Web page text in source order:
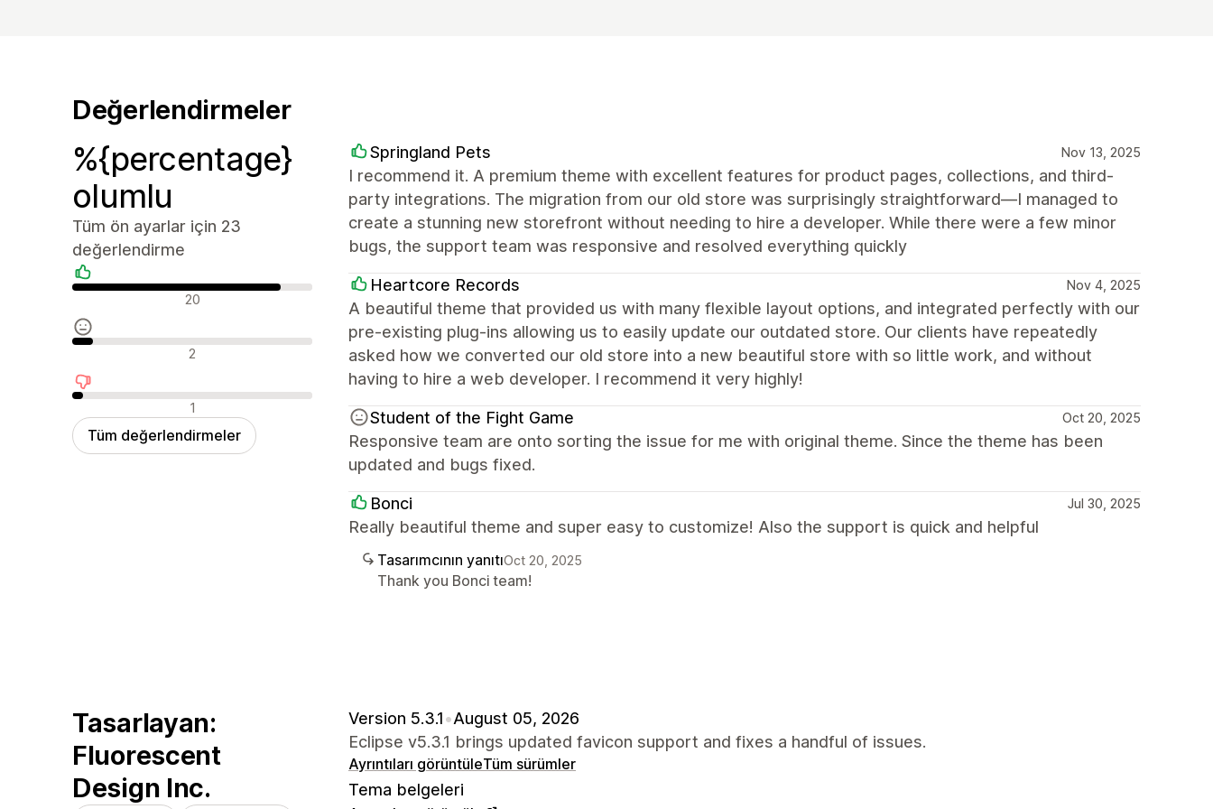
Değerlendirmeler
%{percentage}
olumlu
Tüm ön ayarlar için 23
değerlendirme
Olumlu değerlendirmeler
20
Nötr değerlendirmeler
2
Olumsuz değerlendirmeler
1
Tüm değerlendirmeler
Springland Pets Nov 13, 2025
I recommend it. A premium theme with excellent features for product pages, collections, and third-
party integrations. The migration from our old store was surprisingly straightforward—I managed to
create a stunning new storefront without needing to hire a developer. While there were a few minor
bugs, the support team was responsive and resolved everything quickly
Heartcore Records Nov 4, 2025
A beautiful theme that provided us with many flexible layout options, and integrated perfectly with our
pre-existing plug-ins allowing us to easily update our outdated store. Our clients have repeatedly
asked how we converted our old store into a new beautiful store with so little work, and without
having to hire a web developer. I recommend it very highly!
Student of the Fight Game Oct 20, 2025
Responsive team are onto sorting the issue for me with original theme. Since the theme has been
updated and bugs fixed.
Bonci Jul 30, 2025
Really beautiful theme and super easy to customize! Also the support is quick and helpful
Tasarımcının yanıtıOct 20, 2025
Thank you Bonci team!
Tasarlayan:
Fluorescent
Design Inc.
Version 5.3.1•August 05, 2026
Eclipse v5.3.1 brings updated favicon support and fixes a handful of issues.
Ayrıntıları görüntüleTüm sürümler
Tema belgeleri